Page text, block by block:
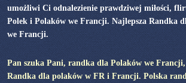
umożliwi Ci odnalezienie prawdziwej miłości,
Polek i Polaków we Francji. Najlepsza Randka
we Francji.
Pan szuka Pani, randka dla Polaków we
Randka dla polaków w FR i Francji. Polska